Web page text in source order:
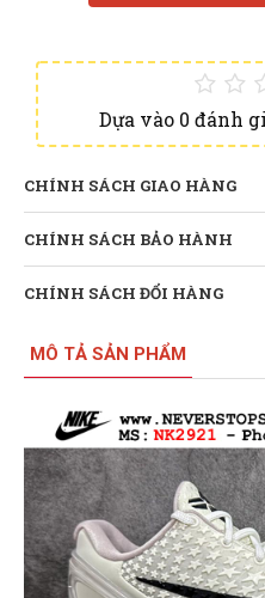
Dựa vào 0 đánh
CHÍNH SÁCH GIAO HÀNG
CHÍNH SÁCH BẢO HÀNH
CHÍNH SÁCH ĐỔI HÀNG
MÔ TẢ SẢN PHẨM